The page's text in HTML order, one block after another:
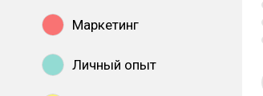
Маркетинг
Личный опыт